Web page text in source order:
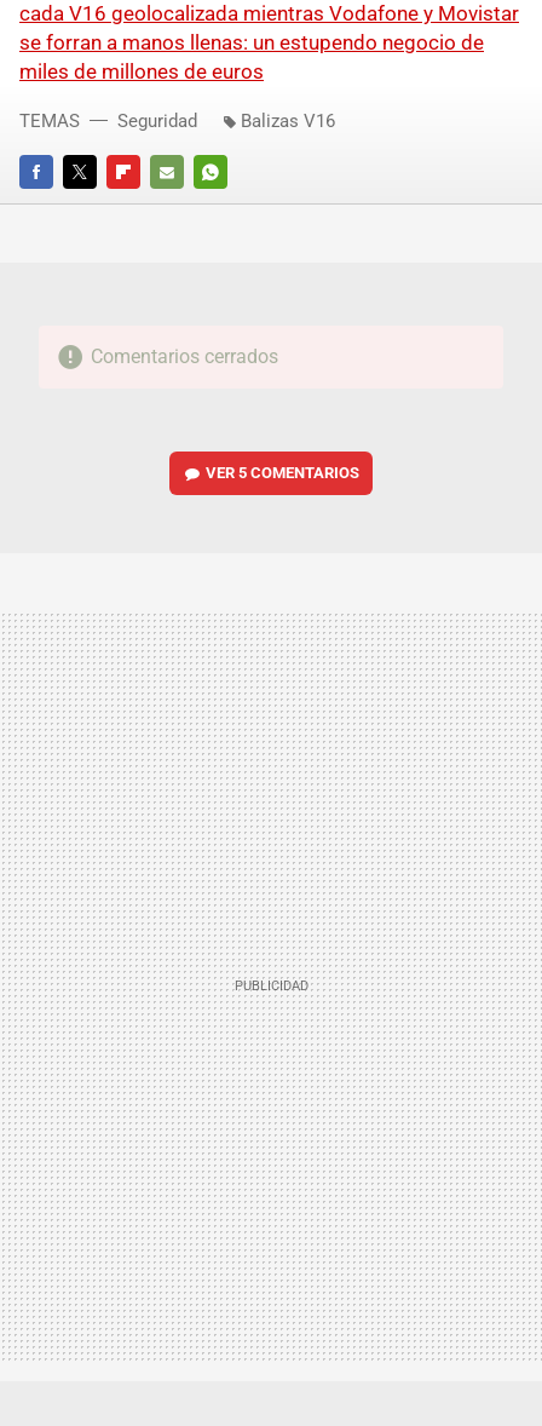
cada V16 geolocalizada mientras Vodafone y Movistar
se forran a manos llenas: un estupendo negocio de
miles de millones de euros
FACEBOOKTWITTERFLIPBOARD
E-
WHATSAPP
TEMAS Seguridad Balizas V16
Comentarios cerrados
VER5 COMENTARIOS